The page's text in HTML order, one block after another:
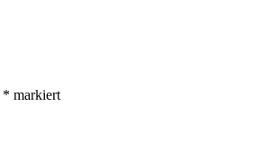
* markiert